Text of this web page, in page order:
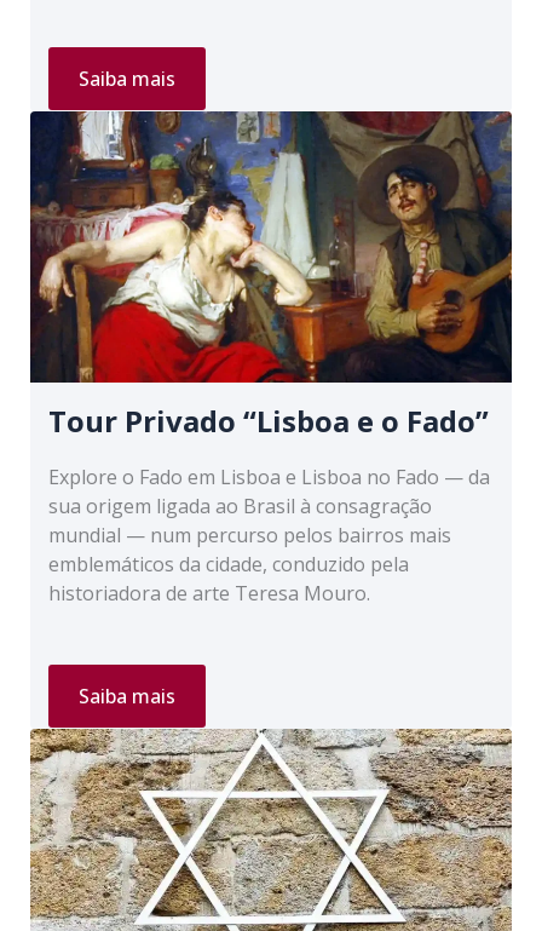
Tour
Privado
“Igreja
dos
Italianos”
em
Lisboa
Saiba mais
Tour Privado “Lisboa e o Fado”
Explore o Fado em Lisboa e Lisboa no Fado — da
sua origem ligada ao Brasil à consagração
mundial — num percurso pelos bairros mais
emblemáticos da cidade, conduzido pela
historiadora de arte Teresa Mouro.
Tour
Privado
“Lisboa
e
o
Fado”
Saiba mais